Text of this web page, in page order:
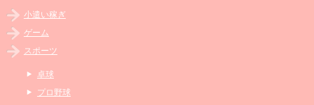
小遣い稼ぎ
ゲーム
スポーツ
卓球
プロ野球